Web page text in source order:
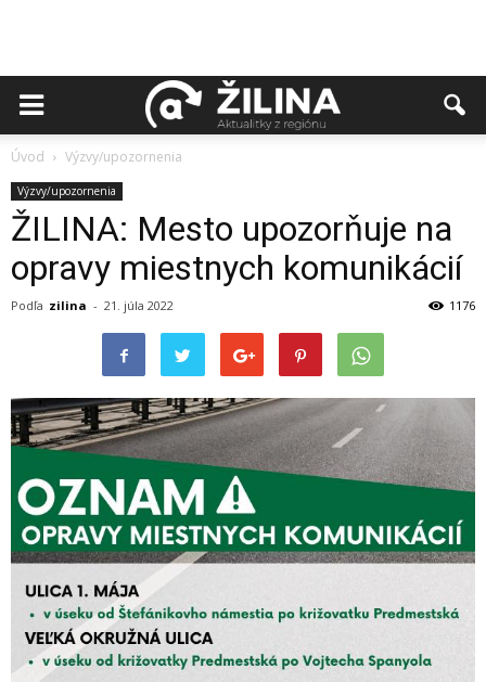
Úvod Výzvy/upozornenia
Výzvy/upozornenia
ŽILINA: Mesto upozorňuje na
opravy miestnych komunikácií
Podľa zilina - 21. júla 2022 1176